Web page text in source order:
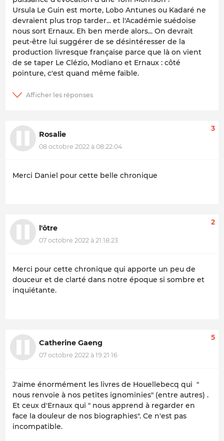
Ursula Le Guin est morte, Lobo Antunes ou Kadaré ne
devraient plus trop tarder... et l'Académie suédoise
nous sort Ernaux. Eh ben merde alors... On devrait
peut-être lui suggérer de se désintéresser de la
production livresque française parce que là on vient
de se taper Le Clézio, Modiano et Ernaux : côté
pointure, c'est quand même faible.
Rosalie
08 octobre 2022 à 08:22:04
3
Merci Daniel pour cette belle chronique
l'ôtre
07 octobre 2022 à 21:18:23
2
Merci pour cette chronique qui apporte un peu de
douceur et de clarté dans notre époque si sombre et
inquiétante.
Catherine Gaeng
07 octobre 2022 à 19:21:16
5
J'aime énormément les livres de Houellebecq qui "
nous renvoie à nos petites ignominies" (entre autres) .
Et ceux d'Ernaux qui " nous apprend à regarder en
face la douleur de nos biographies". Ce n'est pas
incompatible.